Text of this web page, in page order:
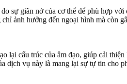
sự giãn nở của cơ thể để phù hợp
ảnh hưởng đến ngoại hình mà còn
lại cấu trúc của âm đạo, giúp cải
dịch vụ này là mang lại sự tự tin cho